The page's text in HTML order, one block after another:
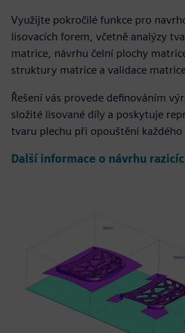
Využijte pokročilé funkce pro
lisovacích forem, včetně analýzy
matrice, návrhu čelní plochy
struktury matrice a validace
Řešení vás provede definováním
složité lisované díly a poskytuje
tvaru plechu při opouštění každého
Další informace o návrhu